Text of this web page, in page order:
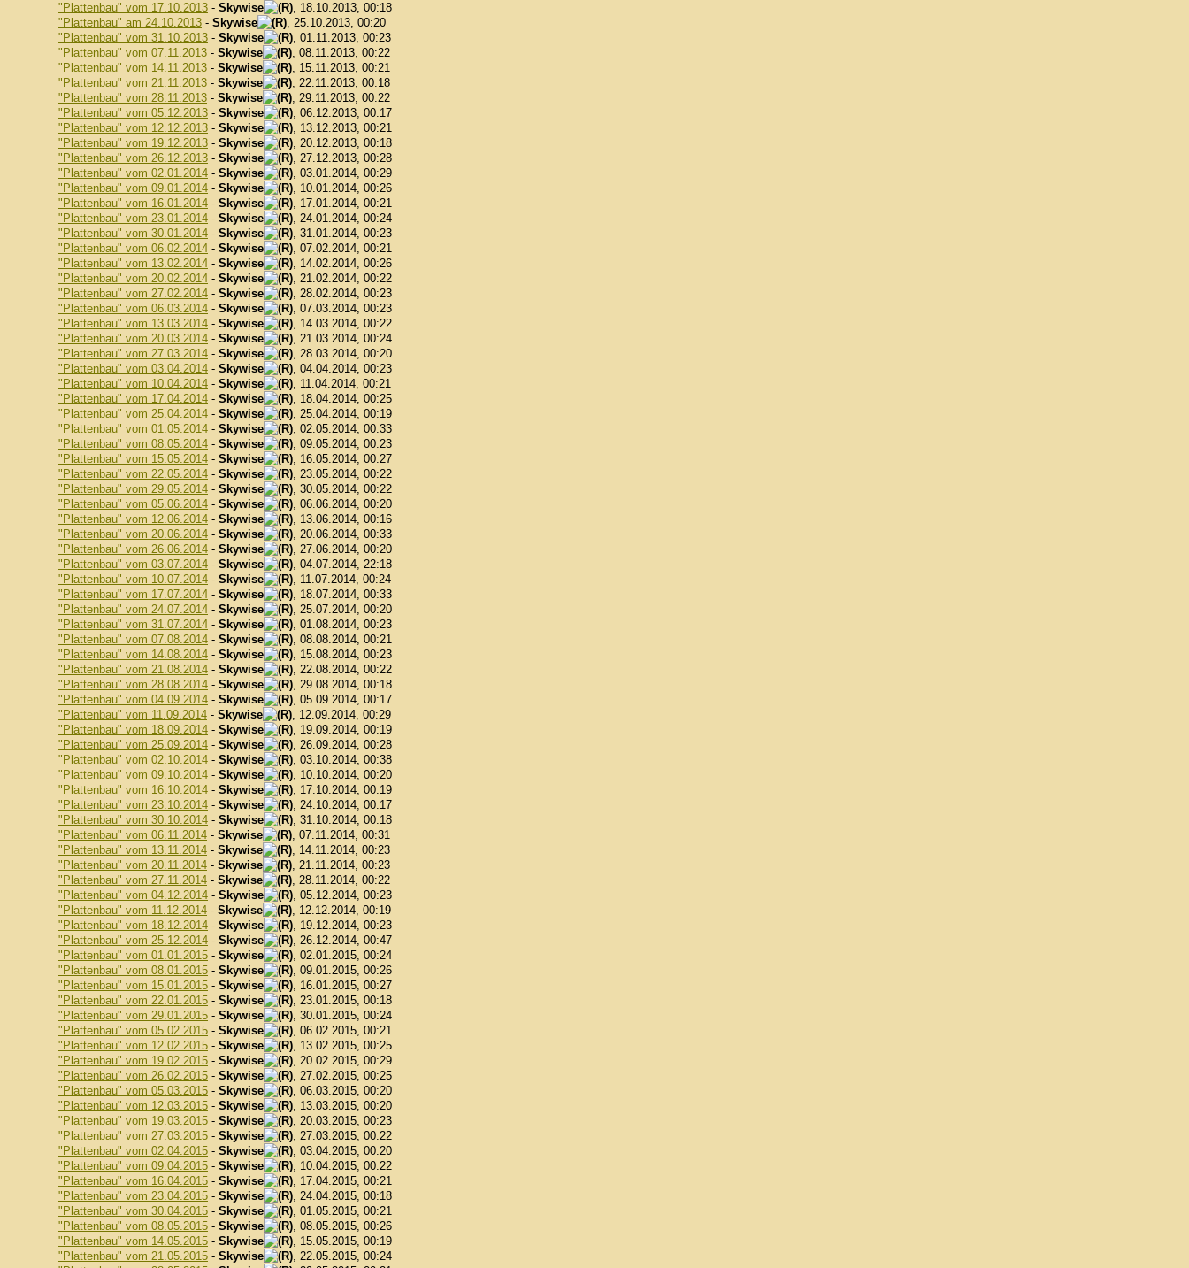
"Plattenbau" vom 17.10.2013 - Skywise
, 18.10.2013, 00:18
"Plattenbau" am 24.10.2013 - Skywise
, 25.10.2013, 00:20
"Plattenbau" vom 31.10.2013 - Skywise
, 01.11.2013, 00:23
"Plattenbau" vom 07.11.2013 - Skywise
, 08.11.2013, 00:22
"Plattenbau" vom 14.11.2013 - Skywise
, 15.11.2013, 00:21
"Plattenbau" vom 21.11.2013 - Skywise
, 22.11.2013, 00:18
"Plattenbau" vom 28.11.2013 - Skywise
, 29.11.2013, 00:22
"Plattenbau" vom 05.12.2013 - Skywise
, 06.12.2013, 00:17
"Plattenbau" vom 12.12.2013 - Skywise
, 13.12.2013, 00:21
"Plattenbau" vom 19.12.2013 - Skywise
, 20.12.2013, 00:18
"Plattenbau" vom 26.12.2013 - Skywise
, 27.12.2013, 00:28
"Plattenbau" vom 02.01.2014 - Skywise
, 03.01.2014, 00:29
"Plattenbau" vom 09.01.2014 - Skywise
, 10.01.2014, 00:26
"Plattenbau" vom 16.01.2014 - Skywise
, 17.01.2014, 00:21
"Plattenbau" vom 23.01.2014 - Skywise
, 24.01.2014, 00:24
"Plattenbau" vom 30.01.2014 - Skywise
, 31.01.2014, 00:23
"Plattenbau" vom 06.02.2014 - Skywise
, 07.02.2014, 00:21
"Plattenbau" vom 13.02.2014 - Skywise
, 14.02.2014, 00:26
"Plattenbau" vom 20.02.2014 - Skywise
, 21.02.2014, 00:22
"Plattenbau" vom 27.02.2014 - Skywise
, 28.02.2014, 00:23
"Plattenbau" vom 06.03.2014 - Skywise
, 07.03.2014, 00:23
"Plattenbau" vom 13.03.2014 - Skywise
, 14.03.2014, 00:22
"Plattenbau" vom 20.03.2014 - Skywise
, 21.03.2014, 00:24
"Plattenbau" vom 27.03.2014 - Skywise
, 28.03.2014, 00:20
"Plattenbau" vom 03.04.2014 - Skywise
, 04.04.2014, 00:23
"Plattenbau" vom 10.04.2014 - Skywise
, 11.04.2014, 00:21
"Plattenbau" vom 17.04.2014 - Skywise
, 18.04.2014, 00:25
"Plattenbau" vom 25.04.2014 - Skywise
, 25.04.2014, 00:19
"Plattenbau" vom 01.05.2014 - Skywise
, 02.05.2014, 00:33
"Plattenbau" vom 08.05.2014 - Skywise
, 09.05.2014, 00:23
"Plattenbau" vom 15.05.2014 - Skywise
, 16.05.2014, 00:27
"Plattenbau" vom 22.05.2014 - Skywise
, 23.05.2014, 00:22
"Plattenbau" vom 29.05.2014 - Skywise
, 30.05.2014, 00:22
"Plattenbau" vom 05.06.2014 - Skywise
, 06.06.2014, 00:20
"Plattenbau" vom 12.06.2014 - Skywise
, 13.06.2014, 00:16
"Plattenbau" vom 20.06.2014 - Skywise
, 20.06.2014, 00:33
"Plattenbau" vom 26.06.2014 - Skywise
, 27.06.2014, 00:20
"Plattenbau" vom 03.07.2014 - Skywise
, 04.07.2014, 22:18
"Plattenbau" vom 10.07.2014 - Skywise
, 11.07.2014, 00:24
"Plattenbau" vom 17.07.2014 - Skywise
, 18.07.2014, 00:33
"Plattenbau" vom 24.07.2014 - Skywise
, 25.07.2014, 00:20
"Plattenbau" vom 31.07.2014 - Skywise
, 01.08.2014, 00:23
"Plattenbau" vom 07.08.2014 - Skywise
, 08.08.2014, 00:21
"Plattenbau" vom 14.08.2014 - Skywise
, 15.08.2014, 00:23
"Plattenbau" vom 21.08.2014 - Skywise
, 22.08.2014, 00:22
"Plattenbau" vom 28.08.2014 - Skywise
, 29.08.2014, 00:18
"Plattenbau" vom 04.09.2014 - Skywise
, 05.09.2014, 00:17
"Plattenbau" vom 11.09.2014 - Skywise
, 12.09.2014, 00:29
"Plattenbau" vom 18.09.2014 - Skywise
, 19.09.2014, 00:19
"Plattenbau" vom 25.09.2014 - Skywise
, 26.09.2014, 00:28
"Plattenbau" vom 02.10.2014 - Skywise
, 03.10.2014, 00:38
"Plattenbau" vom 09.10.2014 - Skywise
, 10.10.2014, 00:20
"Plattenbau" vom 16.10.2014 - Skywise
, 17.10.2014, 00:19
"Plattenbau" vom 23.10.2014 - Skywise
, 24.10.2014, 00:17
"Plattenbau" vom 30.10.2014 - Skywise
, 31.10.2014, 00:18
"Plattenbau" vom 06.11.2014 - Skywise
, 07.11.2014, 00:31
"Plattenbau" vom 13.11.2014 - Skywise
, 14.11.2014, 00:23
"Plattenbau" vom 20.11.2014 - Skywise
, 21.11.2014, 00:23
"Plattenbau" vom 27.11.2014 - Skywise
, 28.11.2014, 00:22
"Plattenbau" vom 04.12.2014 - Skywise
, 05.12.2014, 00:23
"Plattenbau" vom 11.12.2014 - Skywise
, 12.12.2014, 00:19
"Plattenbau" vom 18.12.2014 - Skywise
, 19.12.2014, 00:23
"Plattenbau" vom 25.12.2014 - Skywise
, 26.12.2014, 00:47
"Plattenbau" vom 01.01.2015 - Skywise
, 02.01.2015, 00:24
"Plattenbau" vom 08.01.2015 - Skywise
, 09.01.2015, 00:26
"Plattenbau" vom 15.01.2015 - Skywise
, 16.01.2015, 00:27
"Plattenbau" vom 22.01.2015 - Skywise
, 23.01.2015, 00:18
"Plattenbau" vom 29.01.2015 - Skywise
, 30.01.2015, 00:24
"Plattenbau" vom 05.02.2015 - Skywise
, 06.02.2015, 00:21
"Plattenbau" vom 12.02.2015 - Skywise
, 13.02.2015, 00:25
"Plattenbau" vom 19.02.2015 - Skywise
, 20.02.2015, 00:29
"Plattenbau" vom 26.02.2015 - Skywise
, 27.02.2015, 00:25
"Plattenbau" vom 05.03.2015 - Skywise
, 06.03.2015, 00:20
"Plattenbau" vom 12.03.2015 - Skywise
, 13.03.2015, 00:20
"Plattenbau" vom 19.03.2015 - Skywise
, 20.03.2015, 00:23
"Plattenbau" vom 27.03.2015 - Skywise
, 27.03.2015, 00:22
"Plattenbau" vom 02.04.2015 - Skywise
, 03.04.2015, 00:20
"Plattenbau" vom 09.04.2015 - Skywise
, 10.04.2015, 00:22
"Plattenbau" vom 16.04.2015 - Skywise
, 17.04.2015, 00:21
"Plattenbau" vom 23.04.2015 - Skywise
, 24.04.2015, 00:18
"Plattenbau" vom 30.04.2015 - Skywise
, 01.05.2015, 00:21
"Plattenbau" vom 08.05.2015 - Skywise
, 08.05.2015, 00:26
"Plattenbau" vom 14.05.2015 - Skywise
, 15.05.2015, 00:19
"Plattenbau" vom 21.05.2015 - Skywise
, 22.05.2015, 00:24